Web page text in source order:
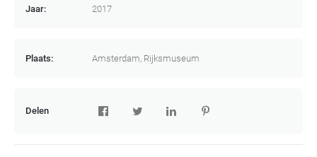
Jaar: 2017
Plaats: Amsterdam, Rijksmuseum
Delen